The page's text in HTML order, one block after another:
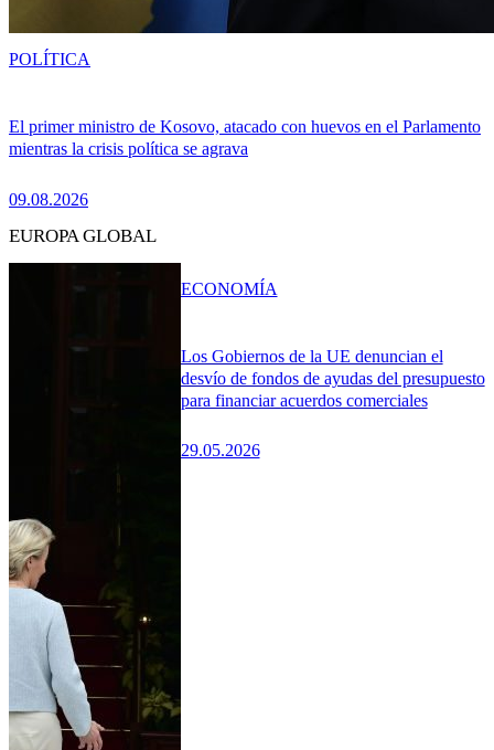
El primer ministro de Kosovo, atacado con huevos en el Parlamento
mientras la crisis política se agrava
09.08.2026
POLÍTICA
EUROPA GLOBAL
Los Gobiernos de la UE denuncian el
desvío de fondos de ayudas del presupuesto
para financiar acuerdos comerciales
29.05.2026
ECONOMÍA